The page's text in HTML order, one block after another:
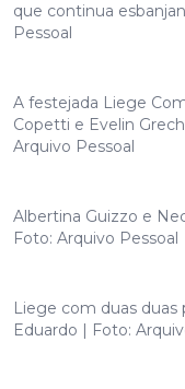
que continua
Pessoal
A festejada Liege
Copetti e Evelin
Arquivo Pessoal
Albertina Guizzo e
Foto: Arquivo Pessoal
Liege com duas duas
Eduardo | Foto: